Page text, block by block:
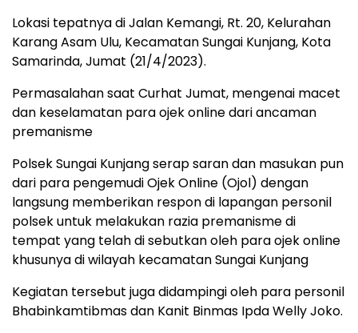
Lokasi tepatnya di Jalan Kemangi, Rt. 20, Kelurahan
Karang Asam Ulu, Kecamatan Sungai Kunjang, Kota
Samarinda, Jumat (21/4/2023).
Permasalahan saat Curhat Jumat, mengenai macet
dan keselamatan para ojek online dari ancaman
premanisme
Polsek Sungai Kunjang serap saran dan masukan pun
dari para pengemudi Ojek Online (Ojol) dengan
langsung memberikan respon di lapangan personil
polsek untuk melakukan razia premanisme di
tempat yang telah di sebutkan oleh para ojek online
khusunya di wilayah kecamatan Sungai Kunjang
Kegiatan tersebut juga didampingi oleh para personil
Bhabinkamtibmas dan Kanit Binmas Ipda Welly Joko.